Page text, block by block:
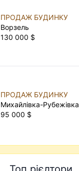
ПРОДАЖ БУДИНКУ
Ворзель
130 000 $
ПРОДАЖ БУДИНКУ
Михайлівка-Рубежівка
95 000 $